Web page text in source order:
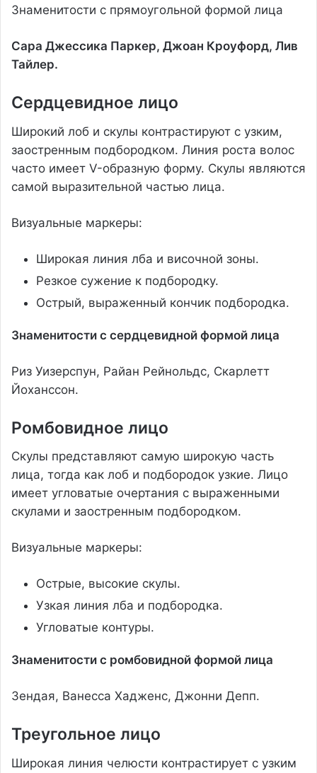
Знаменитости с прямоугольной формой лица
Сара Джессика Паркер, Джоан Кроуфорд, Лив
Тайлер.
Сердцевидное лицо
Широкий лоб и скулы контрастируют с узким,
заостренным подбородком. Линия роста волос
часто имеет V-образную форму. Скулы являются
самой выразительной частью лица.
Визуальные маркеры:
Широкая линия лба и височной зоны.
Резкое сужение к подбородку.
Острый, выраженный кончик подбородка.
Знаменитости с сердцевидной формой лица
Риз Уизерспун, Райан Рейнольдс, Скарлетт
Йоханссон.
Ромбовидное лицо
Скулы представляют самую широкую часть
лица, тогда как лоб и подбородок узкие. Лицо
имеет угловатые очертания с выраженными
скулами и заостренным подбородком.
Визуальные маркеры:
Острые, высокие скулы.
Узкая линия лба и подбородка.
Угловатые контуры.
Знаменитости с ромбовидной формой лица
Зендая, Ванесса Хадженс, Джонни Депп.
Треугольное лицо
Широкая линия челюсти контрастирует с узким